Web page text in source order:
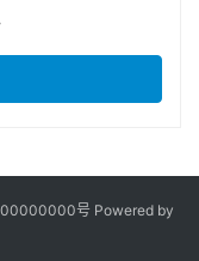
号 Powered by